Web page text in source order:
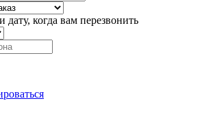
дату, когда вам перезвонить